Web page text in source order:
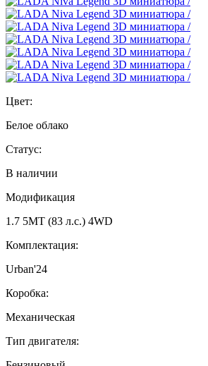
Цвет:
Белое облако
Статус:
В наличии
Модификация
1.7 5МТ (83 л.с.) 4WD
Комплектация:
Urban'24
Коробка:
Механическая
Тип двигателя: